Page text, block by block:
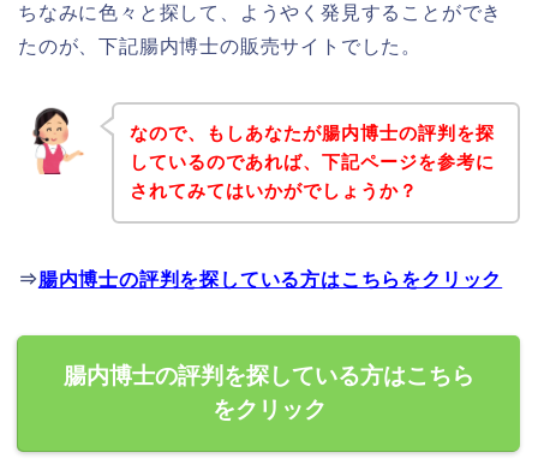
ちなみに色々と探して、ようやく発見することができ
たのが、下記腸内博士の販売サイトでした。
なので、もしあなたが腸内博士の評判を探
しているのであれば、下記ページを参考に
されてみてはいかがでしょうか？
⇒腸内博士の評判を探している方はこちらをクリック
腸内博士の評判を探している方はこちら
をクリック